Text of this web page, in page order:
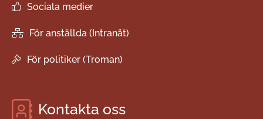
Sociala medier
För anställda (Intranät)
För politiker (Troman)
Kontakta oss